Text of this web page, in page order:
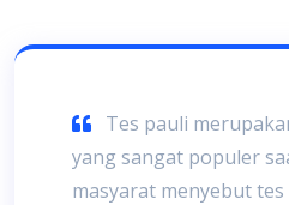
Tes pauli
yang sangat populer
masyarat menyebut